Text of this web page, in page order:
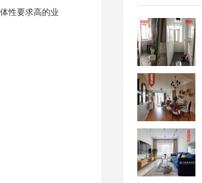
性要求高的业